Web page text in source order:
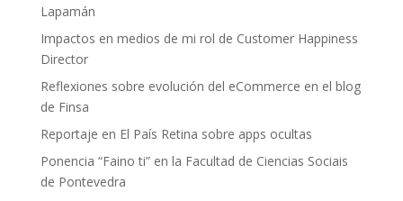
Lapamán
Impactos en medios de mi rol de Customer Happiness
Director
Reflexiones sobre evolución del eCommerce en el blog
de Finsa
Reportaje en El País Retina sobre apps ocultas
Ponencia “Faino ti” en la Facultad de Ciencias Sociais
de Pontevedra